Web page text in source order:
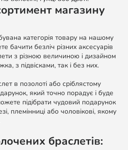
магазину
категорія товару на нашому
бачити безліч різних аксесуарів
з різною величиною і дизайном
з підвісками, так і без них.
в позолоті або сріблястому
який точно порадує і буде
підібрати чудовий подарунок
племінниці або чоловікові, якому
браслетів: